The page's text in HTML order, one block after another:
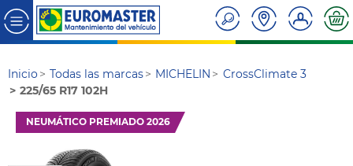
Inicio Todas las marcas MICHELIN
CrossClimate 3
225/65 R17 102H
NEUMÁTICO PREMIADO 2026